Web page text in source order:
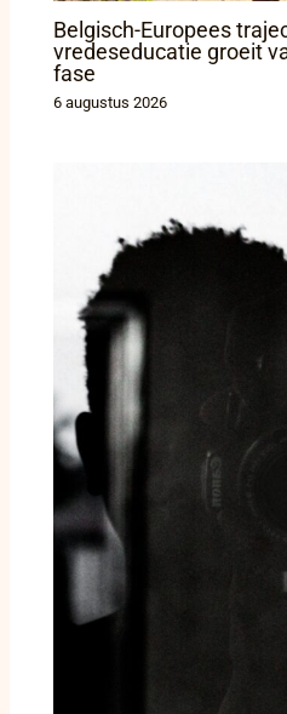
Belgisch-Europees
vredeseducatie groeit
fase
6 augustus 2026